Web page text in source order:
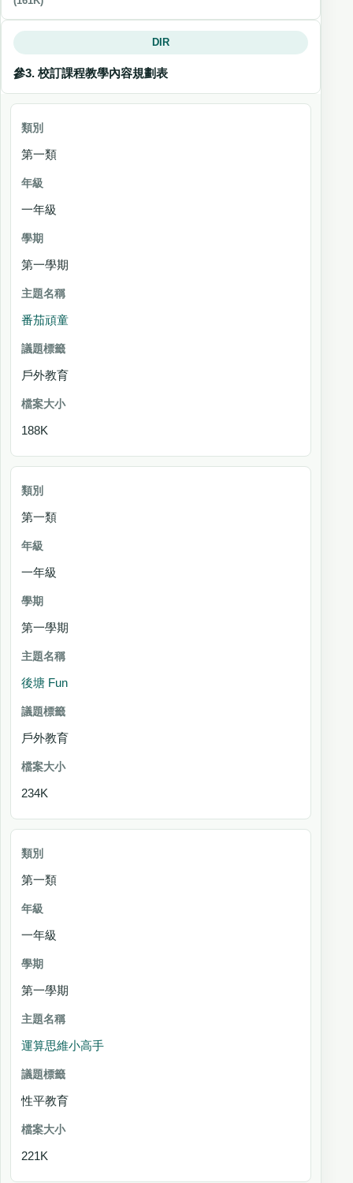
DIR
參3. 校訂課程教學內容規劃表
類別
年
級
主題名稱
議
題
籤
第一類
一年級
第一學期
番茄頑童
戶外教育
188K
第一類
一年級
第一學期
後塘 Fun
戶外教育
234K
第一類
一年級
第一學期
運算思維小高手
性平教育
221K